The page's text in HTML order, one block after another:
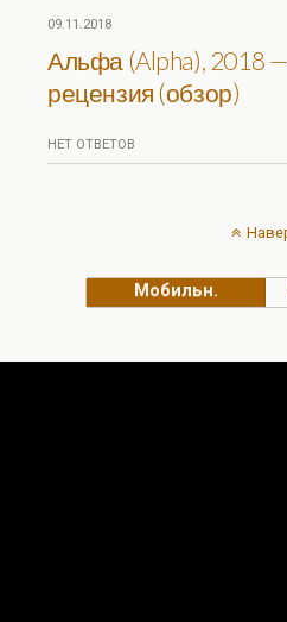
09.11.2018
Альфа (Alpha), 2018 —
рецензия (обзор)
НЕТ ОТВЕТОВ
Мобильн.